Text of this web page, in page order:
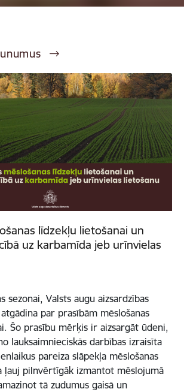
līdzekļu lietošanai un
uz karbamīda jeb urīnvielas
sezonai, Valsts augu aizsardzības
par prasībām mēslošanas
Šo prasību mērķis ir aizsargāt ūdeni,
lauksaimnieciskās darbības izraisīta
pareiza slāpekļa mēslošanas
ļauj pilnvērtīgāk izmantot mēslojumā
tā zudumus gaisā un